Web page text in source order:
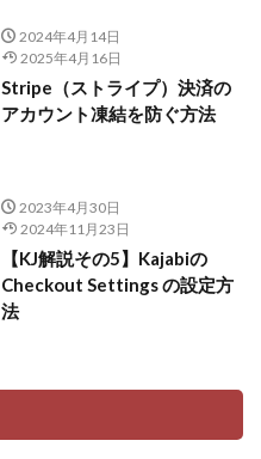
2024年4月14日
2025年4月16日
Stripe（ストライプ）決済の
アカウント凍結を防ぐ方法
2023年4月30日
2024年11月23日
【KJ解説その5】Kajabiの
Checkout Settings の設定方
法